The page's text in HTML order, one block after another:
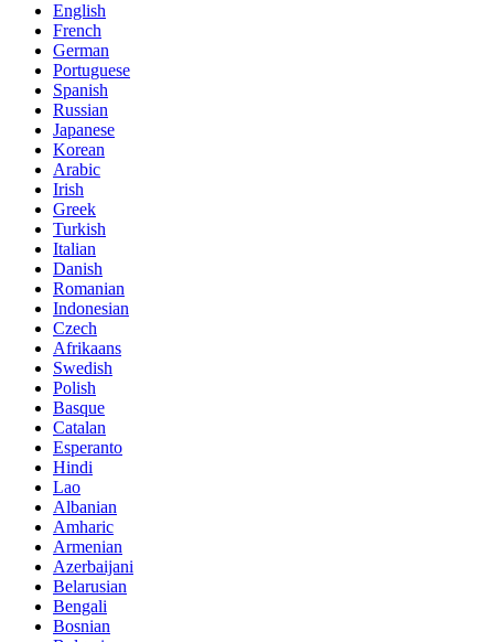
English
French
German
Portuguese
Spanish
Russian
Japanese
Korean
Arabic
Irish
Greek
Turkish
Italian
Danish
Romanian
Indonesian
Czech
Afrikaans
Swedish
Polish
Basque
Catalan
Esperanto
Hindi
Lao
Albanian
Amharic
Armenian
Azerbaijani
Belarusian
Bengali
Bosnian